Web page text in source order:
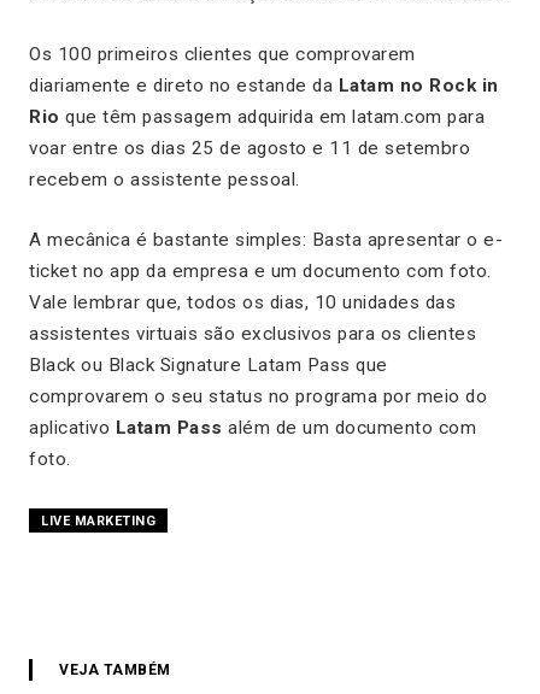
Os 100 primeiros clientes que comprovarem
diariamente e direto no estande da Latam no Rock in
Rio que têm passagem adquirida em latam.com para
voar entre os dias 25 de agosto e 11 de setembro
recebem o assistente pessoal.
A mecânica é bastante simples: Basta apresentar o e-
ticket no app da empresa e um documento com foto.
Vale lembrar que, todos os dias, 10 unidades das
assistentes virtuais são exclusivos para os clientes
Black ou Black Signature Latam Pass que
comprovarem o seu status no programa por meio do
aplicativo Latam Pass além de um documento com
foto.
LIVE MARKETING
VEJA TAMBÉM